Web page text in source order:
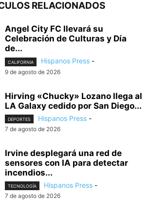
RELACIONADOS
Angel City FC llevará su
Celebración de Culturas y Día
de...
CALIFORNIA Hispanos Press -
9 de agosto de 2026
Hirving «Chucky» Lozano llega al
LA Galaxy cedido por San Diego...
DEPORTES Hispanos Press -
7 de agosto de 2026
Irvine desplegará una red de
sensores con IA para detectar
incendios...
TECNOLOGÍA Hispanos Press -
7 de agosto de 2026